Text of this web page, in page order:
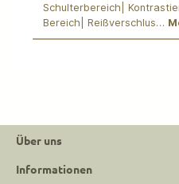
Schulterbereich|
Bereich| Reißverschlus…
Über uns
Informationen